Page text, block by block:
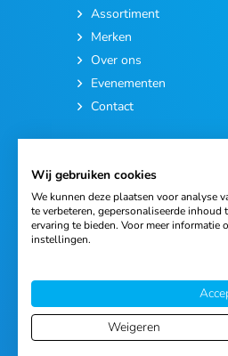
Assortiment
Merken
Over ons
Evenementen
Contact
© 2026 Ortho Import &
Wij gebruiken cookies
We kunnen deze plaatsen voor analyse
te verbeteren, gepersonaliseerde
ervaring te bieden. Voor meer informatie
instellingen.
Weigeren